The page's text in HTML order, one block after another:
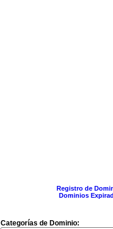
Registro de
Dominios
Categorías de Dominio: